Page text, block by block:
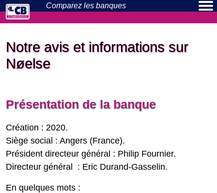
Comparez les banques
Notre avis et informations sur
Nøelse
Présentation de la banque
Création : 2020.
Siège social : Angers (France).
Président directeur général : Philip Fournier.
Directeur général : Eric Durand-Gasselin.
En quelques mots :